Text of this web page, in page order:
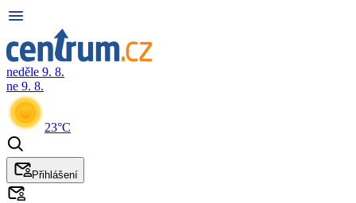
neděle 9. 8.
ne 9. 8.
23°C
Přihlášení